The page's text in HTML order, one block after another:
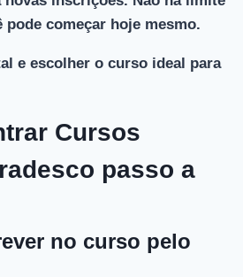
pode começar hoje mesmo.
e escolher o curso ideal para
Cursos
passo a
no curso pelo